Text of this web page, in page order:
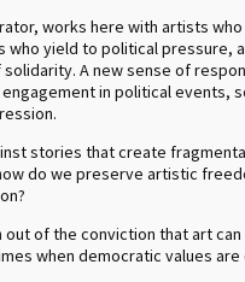
works here with artists
who yield to political pressure,
A new sense of
in political events,
stories that create
do we preserve artistic
out of the conviction that art
when democratic values